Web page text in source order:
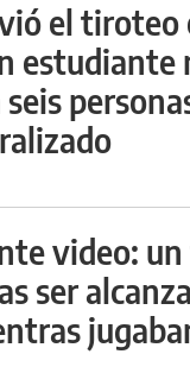
el tiroteo
estudiante
video:
ser